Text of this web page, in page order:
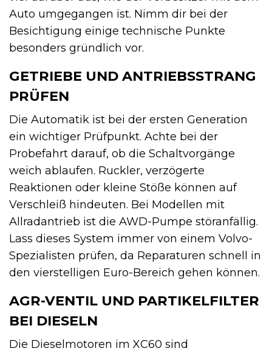
Auto umgegangen ist. Nimm dir bei der
Besichtigung einige technische Punkte
besonders gründlich vor.
GETRIEBE UND ANTRIEBSSTRANG
PRÜFEN
Die Automatik ist bei der ersten Generation
ein wichtiger Prüfpunkt. Achte bei der
Probefahrt darauf, ob die Schaltvorgänge
weich ablaufen. Ruckler, verzögerte
Reaktionen oder kleine Stöße können auf
Verschleiß hindeuten. Bei Modellen mit
Allradantrieb ist die AWD-Pumpe störanfällig.
Lass dieses System immer von einem Volvo-
Spezialisten prüfen, da Reparaturen schnell in
den vierstelligen Euro-Bereich gehen können.
AGR-VENTIL UND PARTIKELFILTER
BEI DIESELN
Die Dieselmotoren im XC60 sind